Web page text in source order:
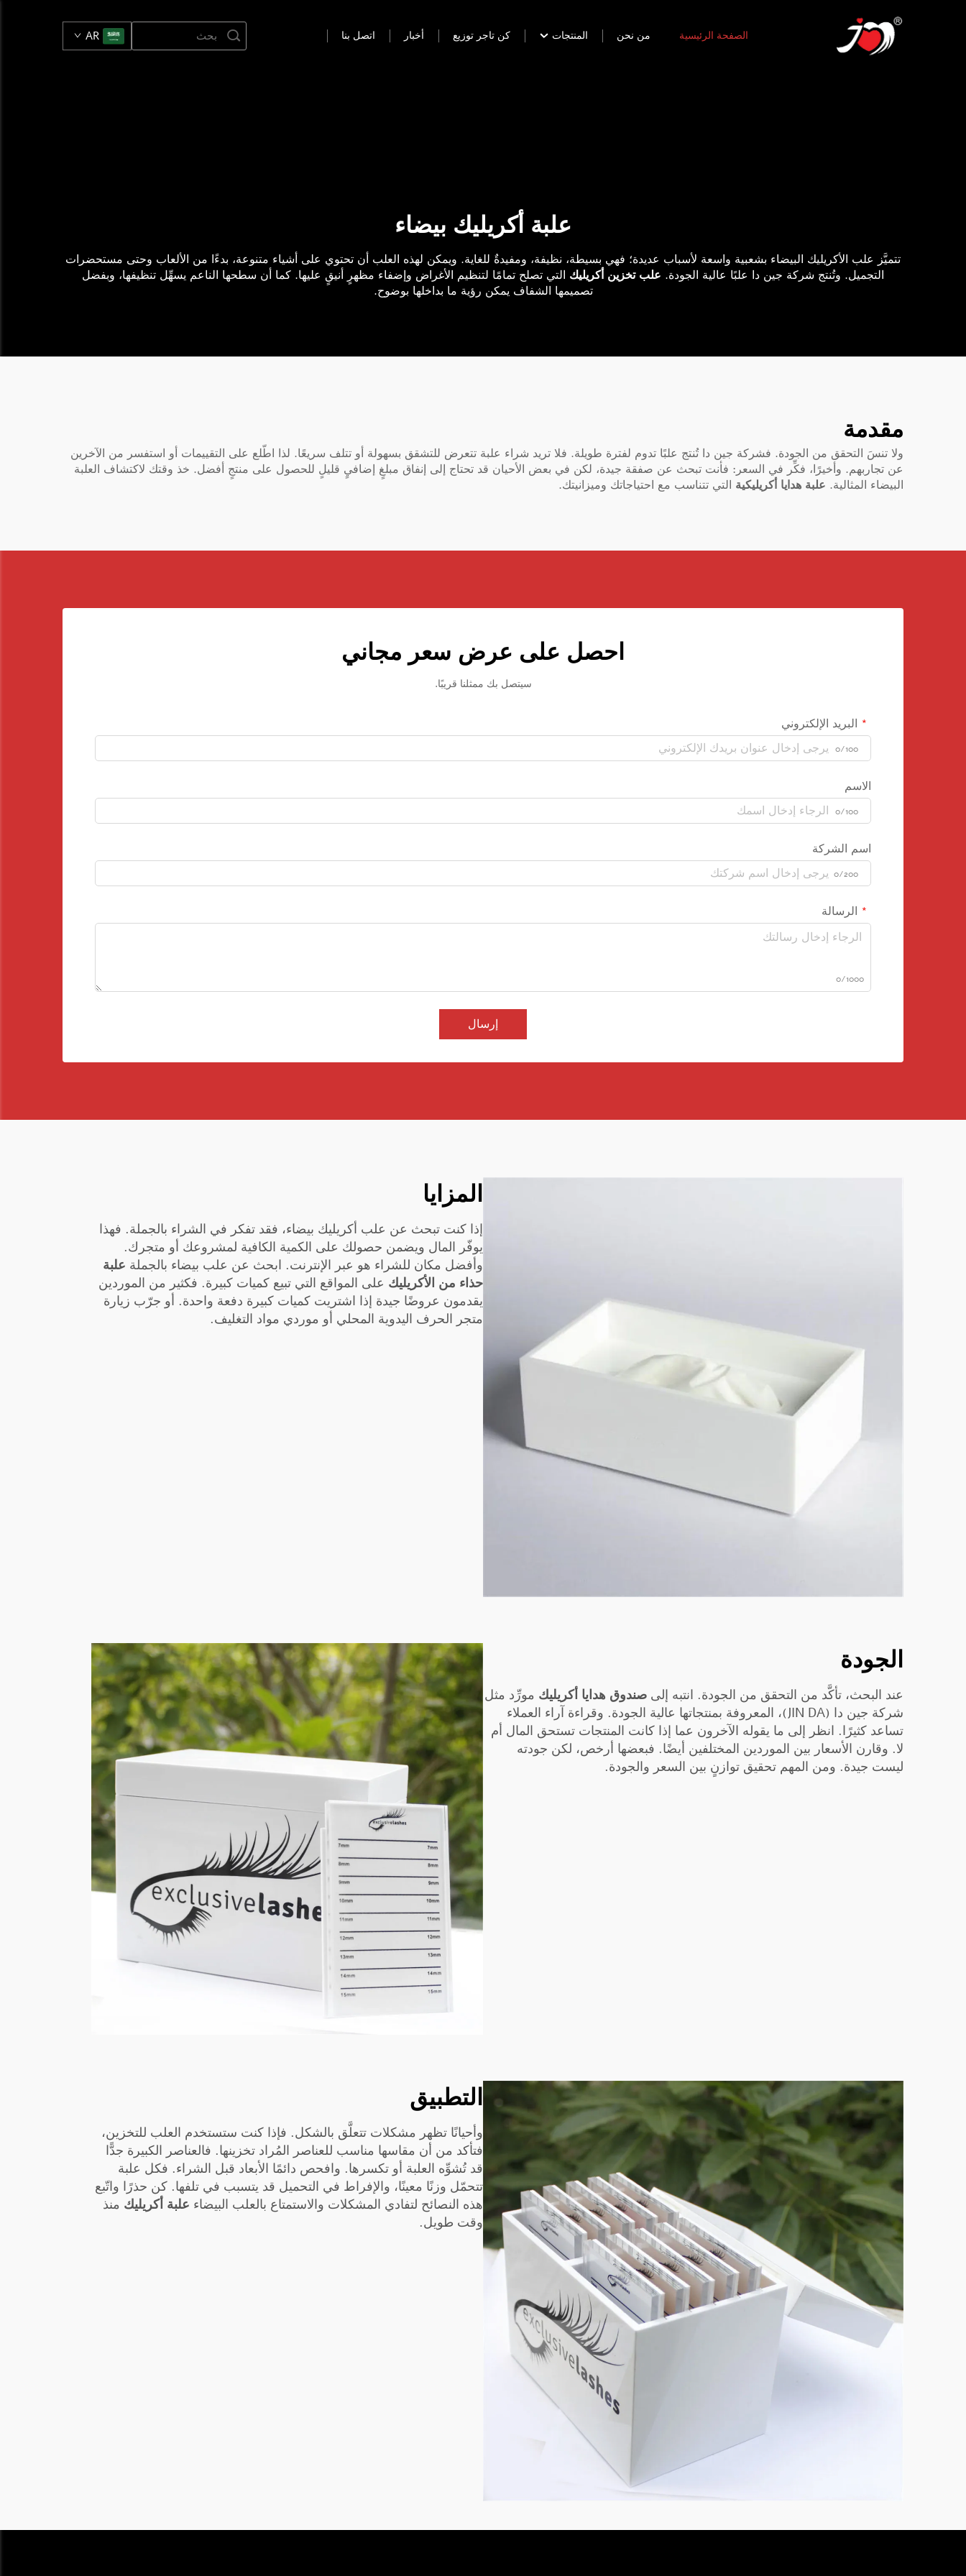
الصفحة الرئيسية من نحن المنتجات كن تاجر توزيع أخبار اتصل بنا AR
علبة أكريليك بيضاء
تتميَّز علب الأكريليك البيضاء بشعبية واسعة لأسباب عديدة؛ فهي بسيطة، نظيفة، ومفيدةٌ للغاية. ويمكن لهذه العلب أن تحتوي على أشياء متنوعة، بدءًا من الألعاب وحتى مستحضرات
التجميل. وتُنتج شركة جين دا علبًا عالية الجودة. علب تخزين أكريليك التي تصلح تمامًا لتنظيم الأغراض وإضفاء مظهرٍ أنيقٍ عليها. كما أن سطحها الناعم يسهِّل تنظيفها، وبفضل
تصميمها الشفاف يمكن رؤية ما بداخلها بوضوح.
مقدمة
ولا تنسَ التحقق من الجودة. فشركة جين دا تُنتج علبًا تدوم لفترة طويلة. فلا تريد شراء علبة تتعرض للتشقق بسهولة أو تتلف سريعًا. لذا اطّلع على التقييمات أو استفسر من الآخرين
عن تجاربهم. وأخيرًا، فكِّر في السعر: فأنت تبحث عن صفقة جيدة، لكن في بعض الأحيان قد تحتاج إلى إنفاق مبلغٍ إضافيٍ قليلٍ للحصول على منتجٍ أفضل. خذ وقتك لاكتشاف العلبة
البيضاء المثالية. علبة هدايا أكريليكية التي تتناسب مع احتياجاتك وميزانيتك.
احصل على عرض سعر مجاني
سيتصل بك ممثلنا قريبًا.
البريد الإلكتروني
0/100
الاسم
0/100
اسم الشركة
0/200
الرسالة
0/1000
إرسال
المزايا
إذا كنت تبحث عن علب أكريليك بيضاء، فقد تفكر في الشراء بالجملة. فهذا
يوفّر المال ويضمن حصولك على الكمية الكافية لمشروعك أو متجرك.
وأفضل مكان للشراء هو عبر الإنترنت. ابحث عن علب بيضاء بالجملة علبة
حذاء من الأكريليك على المواقع التي تبيع كميات كبيرة. فكثير من الموردين
يقدمون عروضًا جيدة إذا اشتريت كميات كبيرة دفعة واحدة. أو جرّب زيارة
متجر الحرف اليدوية المحلي أو موردي مواد التغليف.
الجودة
عند البحث، تأكَّد من التحقق من الجودة. انتبه إلى صندوق هدايا أكريليك مورِّد مثل
شركة جين دا (JIN DA)، المعروفة بمنتجاتها عالية الجودة. وقراءة آراء العملاء
تساعد كثيرًا. انظر إلى ما يقوله الآخرون عما إذا كانت المنتجات تستحق المال أم
لا. وقارن الأسعار بين الموردين المختلفين أيضًا. فبعضها أرخص، لكن جودته
ليست جيدة. ومن المهم تحقيق توازنٍ بين السعر والجودة.
التطبيق
وأحيانًا تظهر مشكلات تتعلَّق بالشكل. فإذا كنت ستستخدم العلب للتخزين،
فتأكد من أن مقاسها مناسب للعناصر المُراد تخزينها. فالعناصر الكبيرة جدًّا
قد تُشوِّه العلبة أو تكسرها. وافحص دائمًا الأبعاد قبل الشراء. فكل علبة
تتحمّل وزنًا معينًا، والإفراط في التحميل قد يتسبب في تلفها. كن حذرًا واتّبع
هذه النصائح لتفادي المشكلات والاستمتاع بالعلب البيضاء علبة أكريليك منذ
وقت طويل.